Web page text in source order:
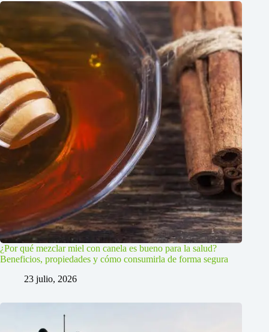
¿Por qué mezclar miel con canela es bueno para la salud?
Beneficios, propiedades y cómo consumirla de forma segura
23 julio, 2026